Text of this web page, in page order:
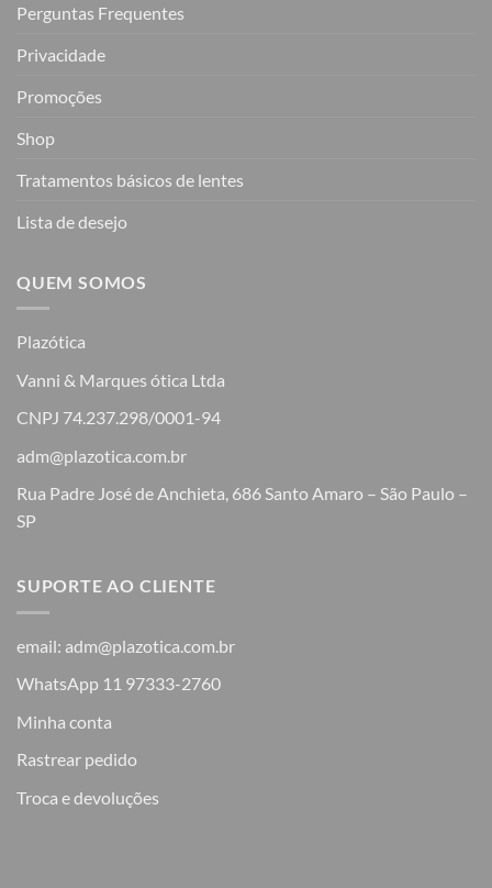
Perguntas Frequentes
Privacidade
Promoções
Shop
Tratamentos básicos de lentes
Lista de desejo
QUEM SOMOS
Plazótica
Vanni & Marques ótica Ltda
CNPJ 74.237.298/0001-94
adm@plazotica.com.br
Rua Padre José de Anchieta, 686 Santo Amaro – São Paulo –
SP
SUPORTE AO CLIENTE
email: adm@plazotica.com.br
WhatsApp 11 97333-2760
Minha conta
Rastrear pedido
Troca e devoluções